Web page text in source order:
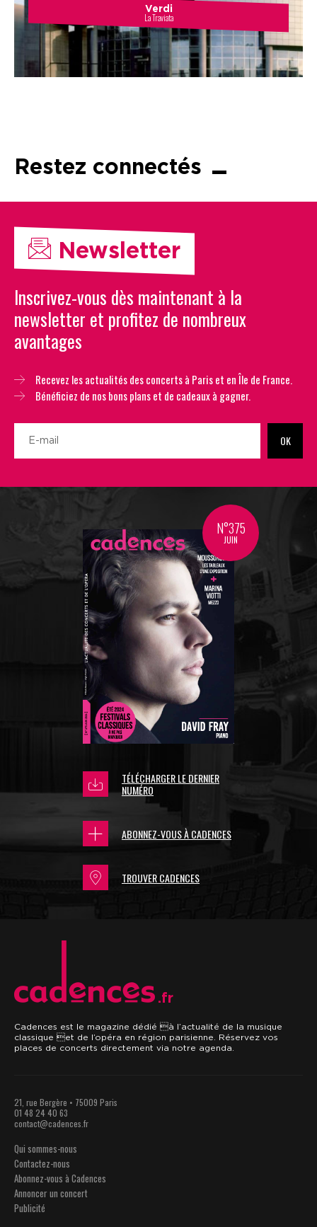
Verdi
La Traviata
Restez connectés
Newsletter
Inscrivez-vous dès maintenant à la
newsletter et profitez de nombreux
avantages
Recevez les actualités des concerts à Paris et en Île de France.
Bénéficiez de nos bons plans et de cadeaux à gagner.
OK
N°375
JUIN
TÉLÉCHARGER LE DERNIER
NUMÉRO
ABONNEZ-VOUS À CADENCES
TROUVER CADENCES
.fr
Cadences est le magazine dédié à l’actualité de la musique
classique et de l’opéra en région parisienne. Réservez vos
places de concerts directement via notre agenda.
21, rue Bergère • 75009 Paris
01 48 24 40 63
contact@cadences.fr
Qui sommes-nous
Contactez-nous
Abonnez-vous à Cadences
Annoncer un concert
Publicité